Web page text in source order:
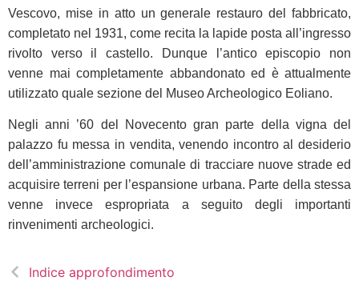
Vescovo, mise in atto un generale restauro del fabbricato,
completato nel 1931, come recita la lapide posta all’ingresso
rivolto verso il castello. Dunque l’antico episcopio non
venne mai completamente abbandonato ed è attualmente
utilizzato quale sezione del Museo Archeologico Eoliano.
Negli anni ’60 del Novecento gran parte della vigna del
palazzo fu messa in vendita, venendo incontro al desiderio
dell’amministrazione comunale di tracciare nuove strade ed
acquisire terreni per l’espansione urbana. Parte della stessa
venne invece espropriata a seguito degli importanti
rinvenimenti archeologici.
Indice approfondimento